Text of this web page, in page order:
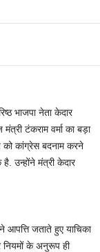
भाजपा नेता केदार
टंकराम वर्मा का बड़ा
को कांग्रेस बदनाम करने
उन्होंने मंत्री केदार
आपत्ति जताते हुए याचिका
नियमों के अनुरूप ही